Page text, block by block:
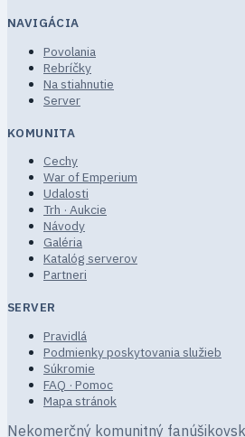
NAVIGÁCIA
Povolania
Rebríčky
Na stiahnutie
Server
KOMUNITA
Cechy
War of Emperium
Udalosti
Trh · Aukcie
Návody
Galéria
Katalóg serverov
Partneri
SERVER
Pravidlá
Podmienky poskytovania služieb
Súkromie
FAQ · Pomoc
Mapa stránok
Nekomerčný komunitný